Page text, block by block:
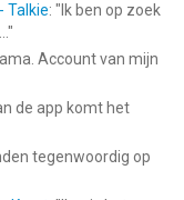
Talkie: " Ik ben op zoek
"
Account van mijn
de app komt het
tegenwoordig op